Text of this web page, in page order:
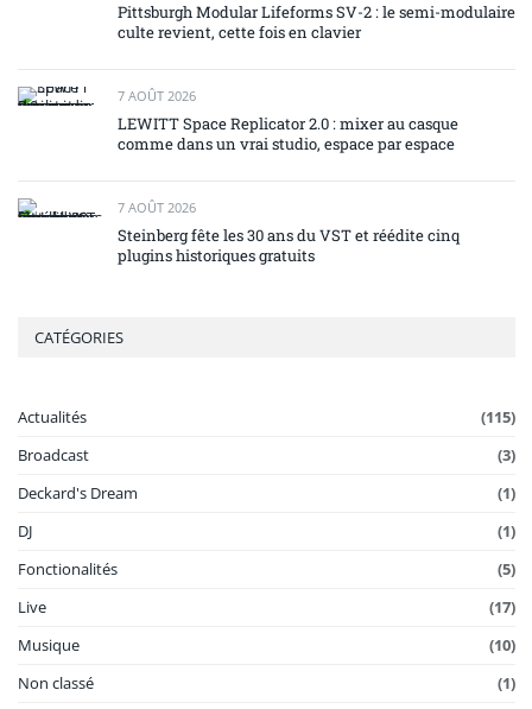
Pittsburgh Modular Lifeforms SV-2 : le semi-modulaire
culte revient, cette fois en clavier
7 AOÛT 2026
LEWITT Space Replicator 2.0 : mixer au casque
comme dans un vrai studio, espace par espace
7 AOÛT 2026
Steinberg fête les 30 ans du VST et réédite cinq
plugins historiques gratuits
CATÉGORIES
Actualités
(115)
Broadcast
(3)
Deckard's Dream
(1)
DJ
(1)
Fonctionalités
(5)
Live
(17)
Musique
(10)
Non classé
(1)